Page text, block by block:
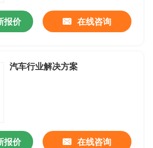
扇
报价 在线咨询
汽车行业解决方案
报价 在线咨询